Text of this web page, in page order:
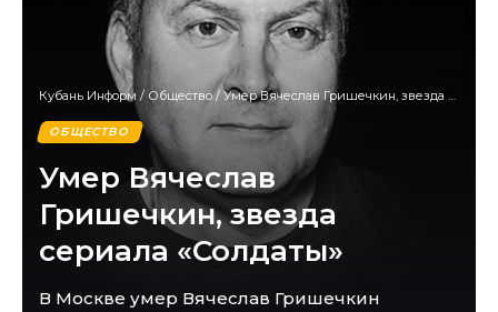
Кубань Информ / Общество/ Умер Вячеслав Гришечкин, звезда сериала «Солдаты»
ОБЩЕСТВО
Умер Вячеслав
Гришечкин, звезда
сериала «Солдаты»
В Москве умер Вячеслав Гришечкин